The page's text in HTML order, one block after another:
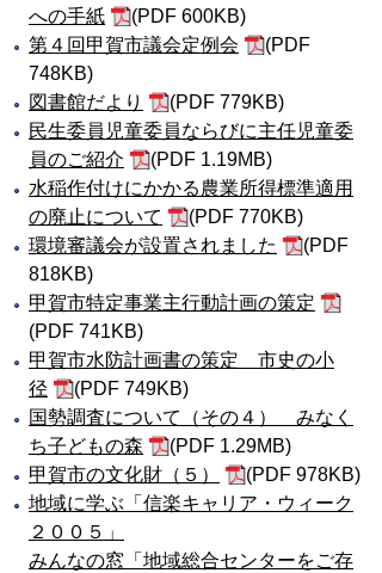
への手紙
(PDF 600KB)
第４回甲賀市議会定例会
(PDF
748KB)
図書館だより
(PDF 779KB)
民生委員児童委員ならびに主任児童委
員のご紹介
(PDF 1.19MB)
水稲作付けにかかる農業所得標準適用
の廃止について
(PDF 770KB)
環境審議会が設置されました
(PDF
818KB)
甲賀市特定事業主行動計画の策定
(PDF 741KB)
甲賀市水防計画書の策定 市史の小
径
(PDF 749KB)
国勢調査について（その４） みなく
ち子どもの森
(PDF 1.29MB)
甲賀市の文化財（５）
(PDF 978KB)
地域に学ぶ「信楽キャリア・ウィーク
２００５」
みんなの窓「地域総合センターをご存